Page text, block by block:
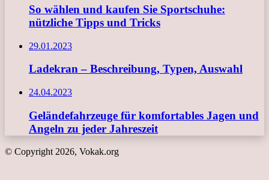
So wählen und kaufen Sie Sportschuhe:
nützliche Tipps und Tricks
29.01.2023
Ladekran – Beschreibung, Typen, Auswahl
24.04.2023
Geländefahrzeuge für komfortables Jagen und
Angeln zu jeder Jahreszeit
© Copyright 2026, Vokak.org